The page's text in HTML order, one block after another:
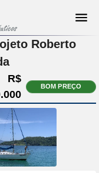
Roberto
R$
BOM PREÇO